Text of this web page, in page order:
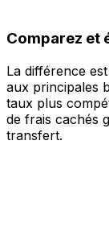
Comparez et
La différence
aux principales
taux plus
de frais cachés
transfert.